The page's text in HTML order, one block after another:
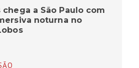
chega a São Paulo com
noturna no